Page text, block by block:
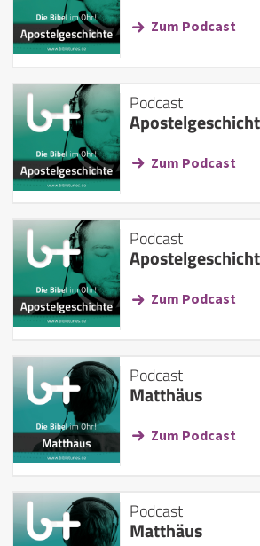
Zum Podcast
Podcast
Zum Podcast
Podcast
Zum Podcast
Podcast
Matthäus
Zum Podcast
Podcast
Matthäus